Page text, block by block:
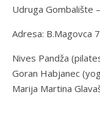
Udruga Gombalište
Adresa: B.Magovca
Nives Pandža
Goran Habjanec
Marija Martina